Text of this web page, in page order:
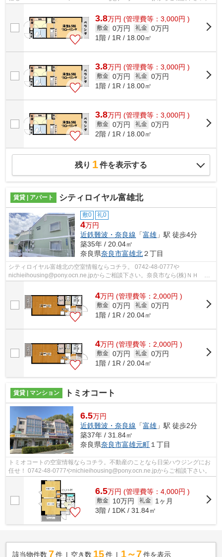
3.8万円 (管理費等：3,000円 )
敷金 0万円 礼金 0万円
1階 / 1R / 18.00㎡
3.8万円 (管理費等：3,000円 )
敷金 0万円 礼金 0万円
1階 / 1R / 18.00㎡
3.8万円 (管理費等：3,000円 )
敷金 0万円 礼金 0万円
2階 / 1R / 18.00㎡
残り 1件を表示する
賃貸 | アパート シティロイヤル富雄北
敷0 礼0
4万円
近鉄難波・奈良線 「富雄 」駅 徒歩4分
築35年 / 20.04㎡
奈良県奈良市富雄北２丁目
シティロイヤル富雄北の空室情報ならコチラ。 0742-48-0777や
nichieihousing@pony.ocn.ne.jpからご相談下さい。奈良市なら(株)ＮＨ 日
4万円 (管理費等：2,000円 )
敷金 0万円 礼金 0万円
1階 / 1R / 20.04㎡
4万円 (管理費等：2,000円 )
敷金 0万円 礼金 0万円
1階 / 1R / 20.04㎡
賃貸 | マンション トミオコート
6.5万円
近鉄難波・奈良線 「富雄 」駅 徒歩2分
築37年 / 31.84㎡
奈良県奈良市富雄元町 １丁目
トミオコートの空室情報ならコチラ。不動産のことなら日栄ハウジングにお
任せ！ 0742-48-0777やnichieihousing@pony.ocn.ne.jpからご相談下さい。
6.5万円 (管理費等：4,000円 )
敷金 10万円 礼金
1ヶ月
3階 / 1DK / 31.84㎡
該当物件数 7件 空き数 15 件 1～7 件を表示